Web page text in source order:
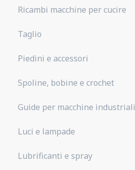
Ricambi macchine per cucire
Taglio
Piedini e accessori
Spoline, bobine e crochet
Guide per macchine industriali
Luci e lampade
Lubrificanti e spray